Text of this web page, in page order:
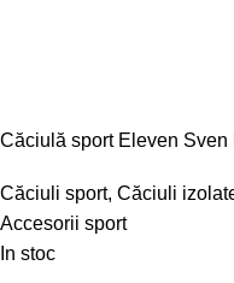
Căciulă sport Eleven Sven
Căciuli sport, Căciuli
Accesorii sport
In stoc